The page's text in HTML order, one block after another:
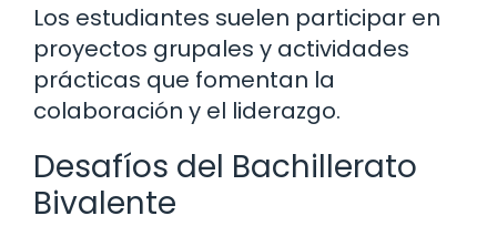
Los estudiantes suelen participar en
proyectos grupales y actividades
prácticas que fomentan la
colaboración y el liderazgo.
Desafíos del Bachillerato
Bivalente